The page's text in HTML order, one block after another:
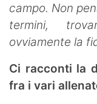
campo. Non
termini,
ovviamente la
Ci racconti la
fra i vari